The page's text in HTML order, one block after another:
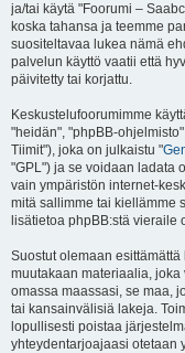
ja/tai käytä "Foorumi –
koska tahansa ja teemme
suositeltavaa lukea nämä
palvelun käyttö vaatii että
päivitetty tai korjattu.
Keskustelufoorumimme
"heidän", "phpBB-
Tiimit"), joka on julkaistu "
"GPL") ja se voidaan ladata
vain ympäristön internet-
mitä sallimme tai kiellämme
lisätietoa phpBB:stä vieraile
Suostut olemaan
muutakaan materiaalia,
omassa maassasi, se maa,
tai kansainvälisiä lakeja.
lopullisesti poistaa
yhteydentarjoajaasi otetaan